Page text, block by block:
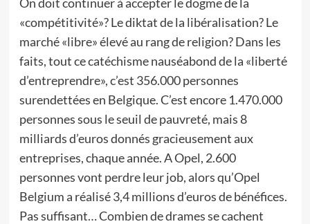
«compétitivité»? Le diktat de la libéralisation? Le
marché «libre» élevé au rang de religion? Dans les
faits, tout ce catéchisme nauséabond de la «liberté
d’entreprendre», c’est 356.000 personnes
surendettées en Belgique. C’est encore 1.470.000
personnes sous le seuil de pauvreté, mais 8
milliards d’euros donnés gracieusement aux
entreprises, chaque année. A Opel, 2.600
personnes vont perdre leur job, alors qu’Opel
Belgium a réalisé 3,4 millions d’euros de bénéfices.
Pas suffisant… Combien de drames se cachent